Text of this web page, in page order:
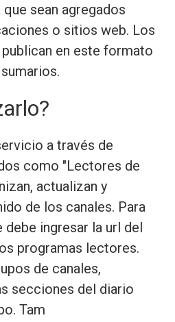
sean agregados
o sitios web. Los
en este formato
a través de
como "Lectores de
actualizan y
de los canales. Para
debe ingresar la url del
programas lectores.
de canales,
secciones del diario
Tam